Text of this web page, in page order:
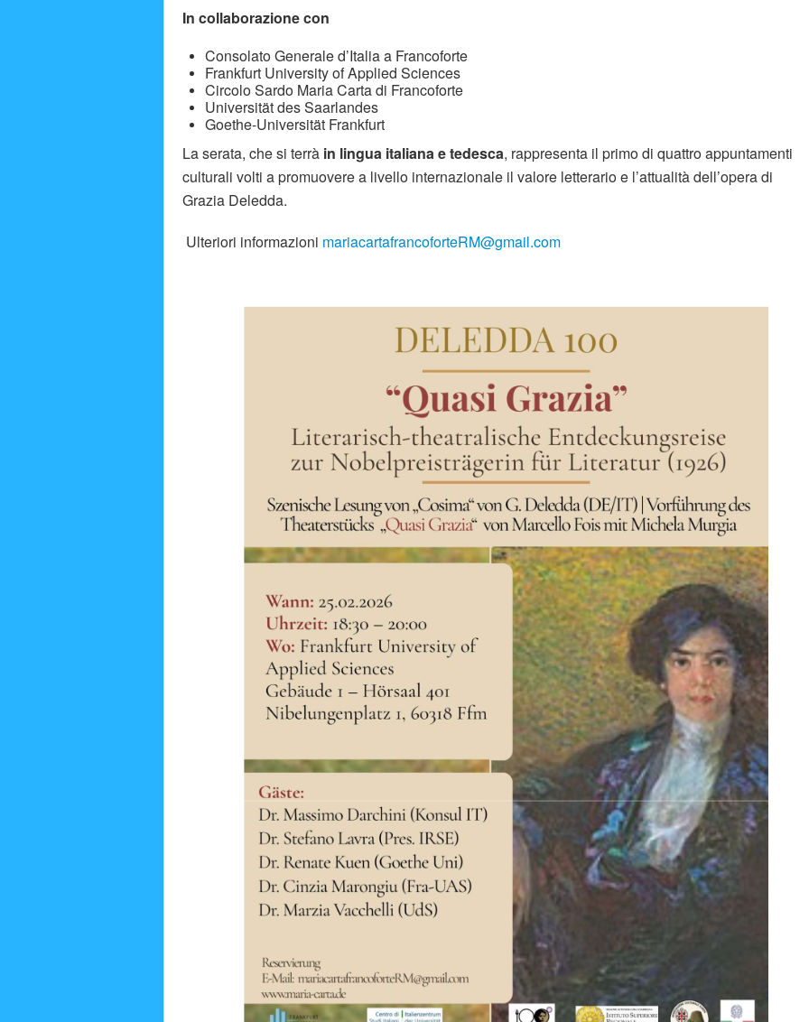
In collaborazione con
Consolato Generale d’Italia a Francoforte
Frankfurt University of Applied Sciences
Circolo Sardo Maria Carta di Francoforte
Universität des Saarlandes
Goethe-Universität Frankfurt
La serata, che si terrà in lingua italiana e tedesca, rappresenta il primo di quattro appuntamenti
culturali volti a promuovere a livello internazionale il valore letterario e l’attualità dell’opera di
Grazia Deledda.
Ulteriori informazioni mariacartafrancoforteRM@gmail.com